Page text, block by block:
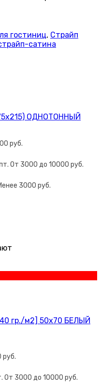
гостиниц, Страйп
сатина
ОДНОТОННЫЙ
гр./м2] 50х70 БЕЛЫЙ